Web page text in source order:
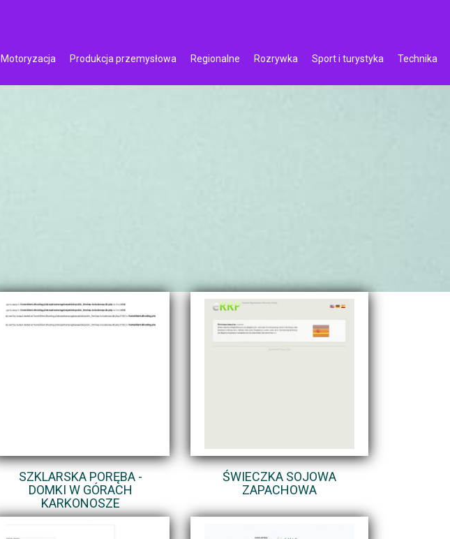
Motoryzacja Produkcja przemysłowa Regionalne Rozrywka Sport i turystyka
Technika
SZKLARSKA PORĘBA -
DOMKI W GÓRACH
KARKONOSZE
ŚWIECZKA SOJOWA
ZAPACHOWA